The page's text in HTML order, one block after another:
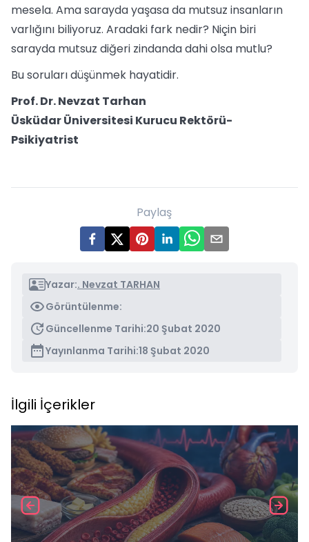
mesela. Ama sarayda yaşasa da mutsuz insanların
varlığını biliyoruz. Aradaki fark nedir? Niçin biri
sarayda mutsuz diğeri zindanda dahi olsa mutlu?
Bu soruları düşünmek hayatidir.
Prof. Dr. Nevzat Tarhan
Üsküdar Üniversitesi Kurucu Rektörü-
Psikiyatrist
Paylaş
Yazar:. Nevzat TARHAN
Görüntülenme:
Güncellenme Tarihi:20 Şubat 2020
Yayınlanma Tarihi:18 Şubat 2020
İlgili İçerikler